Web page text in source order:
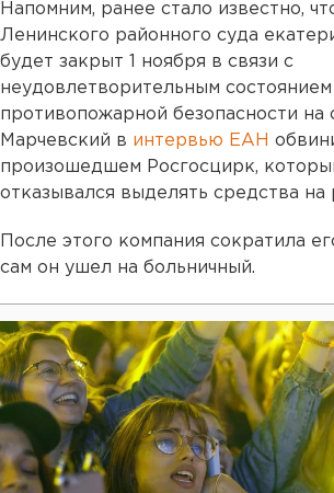
Напомним, ранее стало известно,
Ленинского районного суда
будет закрыт 1 ноября в связи с
неудовлетворительным
противопожарной безопасности на
Марчевский в интервью ЕАН
произошедшем Росгосцирк,
отказывался выделять средства на
После этого компания сократила
сам он ушел на больничный.